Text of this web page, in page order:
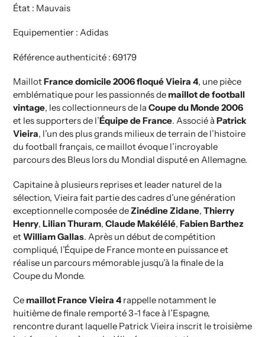
État : Mauvais
Equipementier : Adidas
Référence authenticité : 69179
MaillotFrance domicile 2006 floqué Vieira 4, une pièce
emblématique pour les passionnés de maillot de football
vintage, les collectionneurs de la Coupe du Monde 2006
et les supporters de l’Équipe de France. Associé à Patrick
Vieira, l’un des plus grands milieux de terrain de l’histoire
du football français, ce maillot évoque l’incroyable
parcours des Bleus lors du Mondial disputé en Allemagne.
Capitaine à plusieurs reprises et leader naturel de la
sélection, Vieira fait partie des cadres d’une génération
exceptionnelle composée deZinédine Zidane, Thierry
Henry, Lilian Thuram, Claude Makélélé, Fabien Barthez
etWilliam Gallas. Après un début de compétition
compliqué, l’Équipe de France monte en puissance et
réalise un parcours mémorable jusqu’à la finale de la
Coupe du Monde.
Ce maillot France Vieira 4 rappelle notamment le
huitième de finale remporté 3-1 face à l’Espagne,
rencontre durant laquelle Patrick Vieira inscrit le troisième